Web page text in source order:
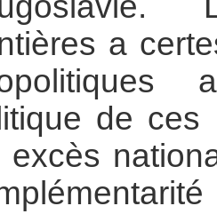
a
de
excès